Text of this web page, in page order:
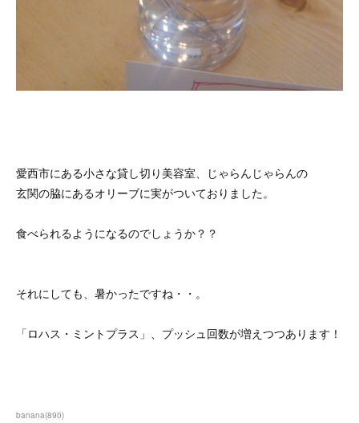
愛西市にある小さな貸し切り美容室、じゃらんじゃらんの
玄関の脇にあるオリーブに実がついておりました。
食べられるようになるのでしょうか？？
それにしても、暑かったですね・・。
「ロハス・ミントプラス」、プッシュ回数が増えつつあります！
banana(890)